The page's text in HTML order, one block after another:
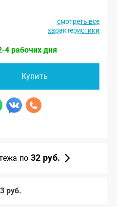
смотреть все
характеристики
4 рабочих дня
Купить
по 32 руб.
руб.